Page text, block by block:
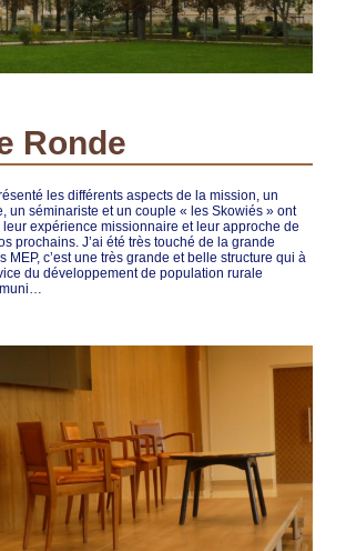
Ronde
les différents aspects de la mission, un
un séminariste et un couple « les Skowiés » ont
expérience missionnaire et leur approche de
prochains. J’ai été très touché de la grande
MEP, c’est une très grande et belle structure qui à
du développement de population rurale